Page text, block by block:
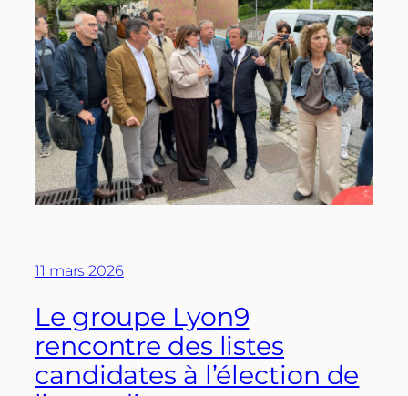
11 mars 2026
Le groupe Lyon9
rencontre des listes
candidates à l’élection de